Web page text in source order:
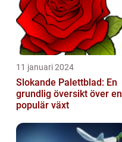
11 januari 2024
Slokande Palettblad: En
grundlig översikt över en
populär växt